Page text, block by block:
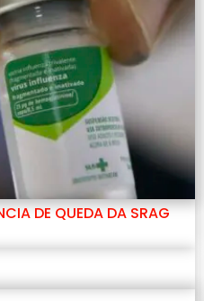
DE QUEDA DA SRAG